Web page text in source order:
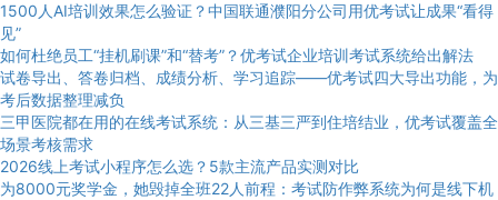
1500人AI培训效果怎么验证？中国联通濮阳分公司用优考试让成果“看得
见”
如何杜绝员工“挂机刷课”和“替考”？优考试企业培训考试系统给出解法
试卷导出、答卷归档、成绩分析、学习追踪——优考试四大导出功能，为
考后数据整理减负
三甲医院都在用的在线考试系统：从三基三严到住培结业，优考试覆盖全
场景考核需求
2026线上考试小程序怎么选？5款主流产品实测对比
为8000元奖学金，她毁掉全班22人前程：考试防作弊系统为何是线下机